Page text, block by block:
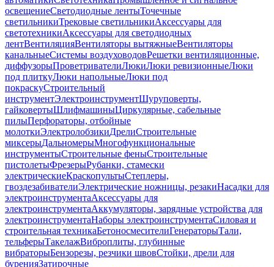
освещениеСветодиодные лентыТочечные
светильникиТрековые светильникиАксессуары для
светотехникиАксессуары для светодиодных
лентВентиляцияВентиляторы вытяжныеВентиляторы
канальныеСистемы воздуховодовРешетки вентиляционные,
диффузорыПроветривателиЛюкиЛюки ревизионныеЛюки
под плиткуЛюки напольныеЛюки под
покраскуСтроительный
инструментЭлектроинструментШуруповерты,
гайковертыШлифмашиныЦиркулярные, сабельные
пилыПерфораторы, отбойные
молоткиЭлектролобзикиДрелиСтроительные
миксерыДальномерыМногофункциональные
инструментыСтроительные феныСтроительные
пистолетыФрезерыРубанки, стамески
электрическиеКраскопультыСтеплеры,
гвоздезабивателиЭлектрические ножницы, резакиНасадки для
электроинструментаАксессуары для
электроинструментаАккумуляторы, зарядные устройства для
электроинструментаНаборы электроинструментаСиловая и
строительная техникаБетоносмесителиГенераторыТали,
тельферыТакелажВиброплиты, глубинные
вибраторыБензорезы, резчики швовСтойки, дрели для
буренияЗатирочные